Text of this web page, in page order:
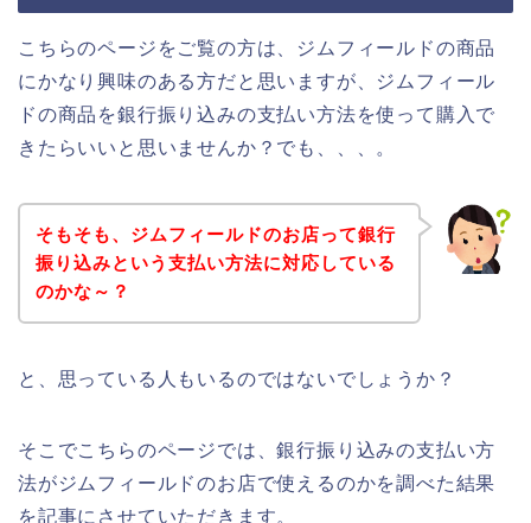
こちらのページをご覧の方は、ジムフィールドの商品
にかなり興味のある方だと思いますが、ジムフィール
ドの商品を銀行振り込みの支払い方法を使って購入で
きたらいいと思いませんか？でも、、、。
そもそも、ジムフィールドのお店って銀行
振り込みという支払い方法に対応している
のかな～？
と、思っている人もいるのではないでしょうか？
そこでこちらのページでは、銀行振り込みの支払い方
法がジムフィールドのお店で使えるのかを調べた結果
を記事にさせていただきます。